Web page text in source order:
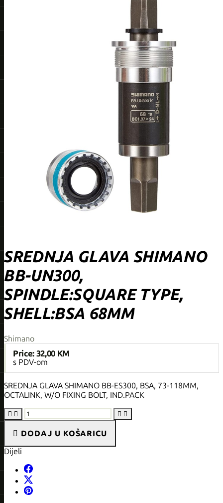
SREDNJA GLAVA SHIMANO
BB-UN300,
SPINDLE:SQUARE TYPE,
SHELL:BSA 68MM
Shimano
Price: 32,00 KM
s PDV-om
SREDNJA GLAVA SHIMANO BB-ES300, BSA, 73-118MM,
OCTALINK, W/O FIXING BOLT, IND.PACK
   
 DODAJ U KOŠARICU
Dijeli